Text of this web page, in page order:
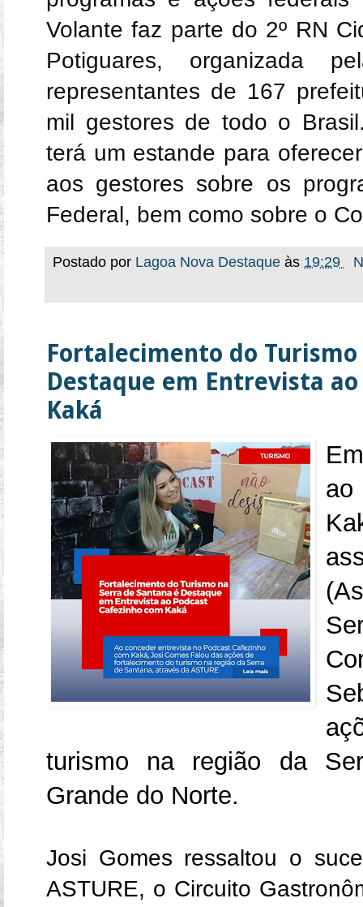
Volante faz parte do 2º RN
Potiguares, organizada
representantes de 167
mil gestores de todo o
terá um estande para
aos gestores sobre os
Federal, bem como sobre o
Postado por Lagoa Nova Destaque às 19:29
Fortalecimento do Turismo
Destaque em Entrevista
Kaká
ao
turismo na região da
Grande do Norte.
Josi Gomes ressaltou o
ASTURE, o Circuito